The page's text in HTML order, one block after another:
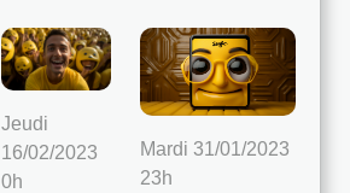
Jeudi
16/02/2023
0h
Mardi 31/01/2023
23h